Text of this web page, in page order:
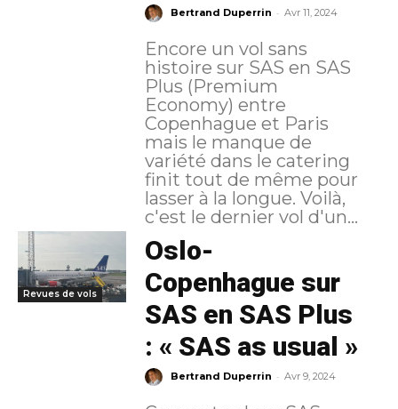
Bertrand Duperrin - Avr 11, 2024
Encore un vol sans
histoire sur SAS en SAS
Plus (Premium
Economy) entre
Copenhague et Paris
mais le manque de
variété dans le catering
finit tout de même pour
lasser à la longue. Voilà,
c'est le dernier vol d'un...
Revues de vols
Oslo-
Copenhague sur
SAS en SAS Plus
: « SAS as usual »
Bertrand Duperrin - Avr 9, 2024